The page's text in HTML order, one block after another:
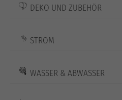
DEKO UND ZUBEHÖR
STROM
WASSER & ABWASSER